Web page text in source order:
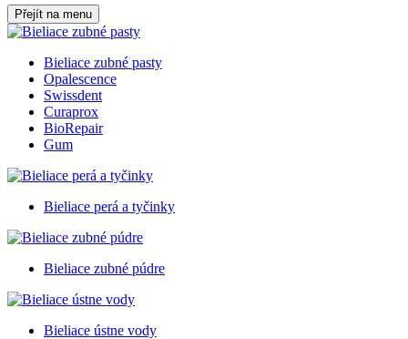
Přejít na menu
Bieliace zubné pasty
Opalescence
Swissdent
Curaprox
BioRepair
Gum
Bieliace perá a tyčinky
Bieliace zubné púdre
Bieliace ústne vody